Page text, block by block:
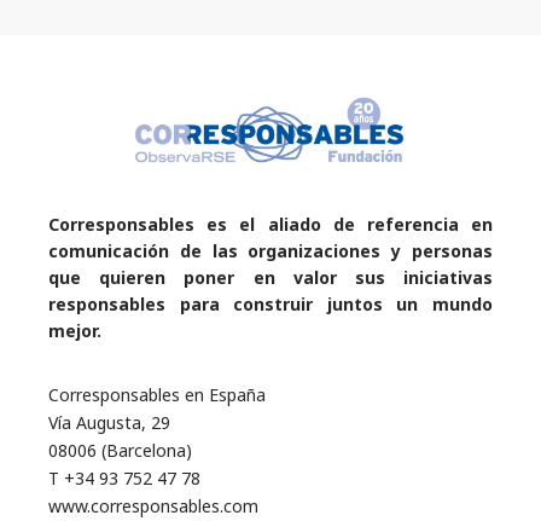
Corresponsables es el aliado de referencia en
comunicación de las organizaciones y personas
que quieren poner en valor sus iniciativas
responsables para construir juntos un mundo
mejor.
Corresponsables en España
Vía Augusta, 29
08006 (Barcelona)
T +34 93 752 47 78
www.corresponsables.com